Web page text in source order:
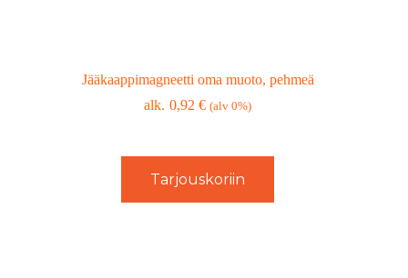
Jääkaappimagneetti oma muoto, pehmeä
0,92€ (alv 0%)
Tarjouskoriin